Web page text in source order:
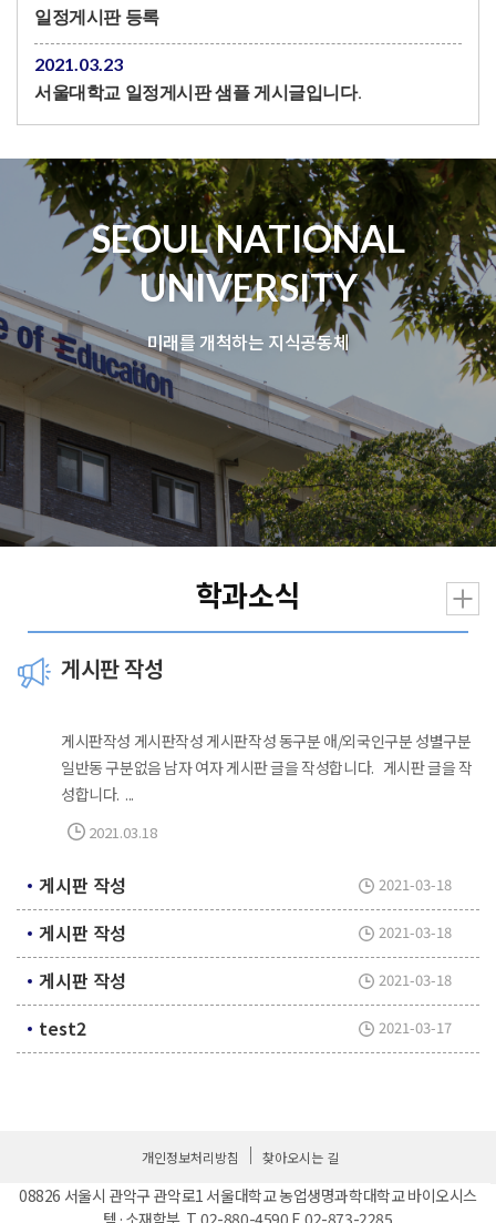
일정게시판 등록
2021.03.23
서울대학교 일정게시판 샘플 게시글입니다.
SEOUL NATIONAL
UNIVERSITY
미래를 개척하는 지식공동체
학과소식
게시판 작성
게시판작성 게시판작성 게시판작성 동구분 애/외국인구분 성별구분
일반동 구분없음 남자 여자 게시판 글을 작성합니다. 게시판 글을 작
성합니다. ...
2021.03.18
게시판 작성 2021-03-18
게시판 작성 2021-03-18
게시판 작성 2021-03-18
test2 2021-03-17
개인정보처리방침 찾아오시는 길
08826 서울시 관악구 관악로1 서울대학교 농업생명과학대학교 바이오시스
템·소재학부 T. 02-880-4590 F. 02-873-2285